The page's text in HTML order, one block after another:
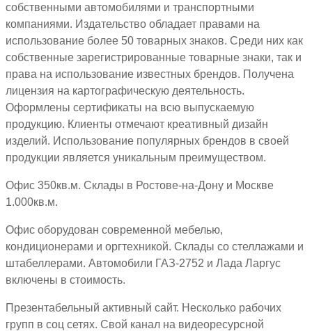
собственными автомобилями и транспортными
компаниями. Издательство обладает правами на
использование более 50 товарных знаков. Среди них как
собственные зарегистрированные товарные знаки, так и
права на использование известных брендов. Получена
лицензия на картографическую деятельность.
Оформлены сертификаты на всю выпускаемую
продукцию. Клиенты отмечают креативный дизайн
изделий. Использование популярных брендов в своей
продукции является уникальным преимуществом.
Офис 350кв.м. Склады в Ростове-на-Дону и Москве
1.000кв.м.
Офис оборудован современной мебелью,
кондиционерами и оргтехникой. Склады со стеллажами и
штабеллерами. Автомобили ГАЗ-2752 и Лада Ларгус
включены в стоимость.
Презентабельный активный сайт. Несколько рабочих
групп в соц сетях. Свой канал на видеоресурсной